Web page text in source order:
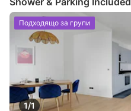
1/1
Подходящо за групи